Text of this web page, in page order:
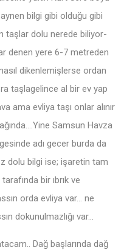
bilgi gibi olduğu gibi
taşlar dolu nerede biliyor-
denen yere 6-7 metreden
dikenlemişlerse ordan
taşlagelince al bir ev yap
ama evliya taşı onlar alınır
Samsun Havza
adı gecer burda da
dolu bilgi ise; işaretin tam
bir ıbrık ve
orda evliya var… ne
dokunulmazlığı var…
Dağ başlarında dağ